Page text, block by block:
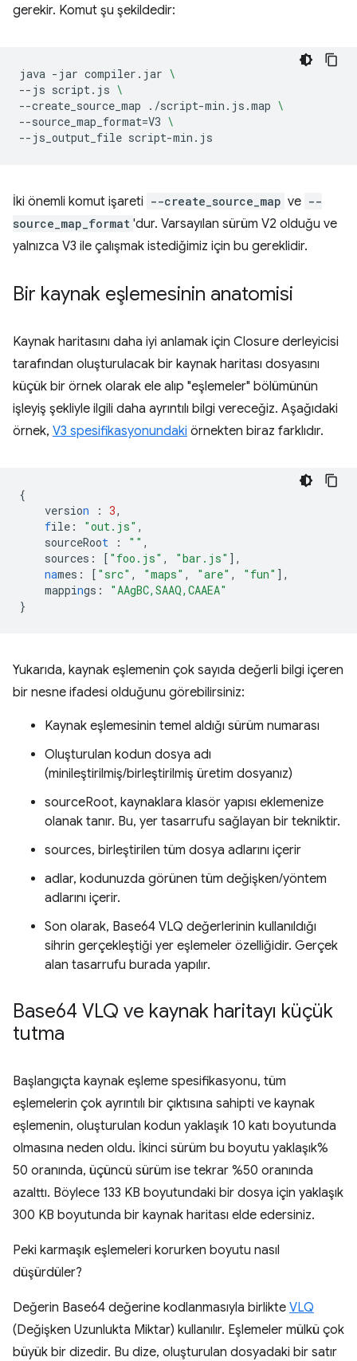
gerekir. Komut şu şekildedir:
java -jar compiler.jar \
--js script.js \
--create_source_map
./script-min.js.map \
--source_map_format=V3 \
--js_output_file
İki önemli komut işareti --create_source_map ve --
source_map_format 'dur. Varsayılan sürüm V2 olduğu ve
yalnızca V3 ile çalışmak istediğimiz için bu gereklidir.
Bir kaynak eşlemesinin anatomisi
Kaynak haritasını daha iyi anlamak için Closure derleyicisi
tarafından oluşturulacak bir kaynak haritası dosyasını
küçük bir örnek olarak ele alıp "eşlemeler" bölümünün
işleyiş şekliyle ilgili daha ayrıntılı bilgi vereceğiz. Aşağıdaki
örnek, V3 spesifikasyonundaki örnekten biraz farklıdır.
{
version : 3,
file : "out.js" ,
sourceRoot : "" ,
sources : [ "foo.js" , "bar.js" ],
names : [ "src" , "maps" , "are" , "fun" ],
mappings :
"AAgBC,SAAQ,CAAEA"
}
Yukarıda, kaynak eşlemenin çok sayıda değerli bilgi içeren
bir nesne ifadesi olduğunu görebilirsiniz:
Kaynak eşlemesinin temel aldığı sürüm numarası
Oluşturulan kodun dosya adı
(minileştirilmiş/birleştirilmiş üretim dosyanız)
sourceRoot, kaynaklara klasör yapısı eklemenize
olanak tanır. Bu, yer tasarrufu sağlayan bir tekniktir.
sources, birleştirilen tüm dosya adlarını içerir
adlar, kodunuzda görünen tüm değişken/yöntem
adlarını içerir.
Son olarak, Base64 VLQ değerlerinin kullanıldığı
sihrin gerçekleştiği yer eşlemeler özelliğidir. Gerçek
alan tasarrufu burada yapılır.
Base64 VLQ ve kaynak haritayı küçük
tutma
Başlangıçta kaynak eşleme spesifikasyonu, tüm
eşlemelerin çok ayrıntılı bir çıktısına sahipti ve kaynak
eşlemenin, oluşturulan kodun yaklaşık 10 katı boyutunda
olmasına neden oldu. İkinci sürüm bu boyutu yaklaşık%
50 oranında, üçüncü sürüm ise tekrar %50 oranında
azalttı. Böylece 133 KB boyutundaki bir dosya için yaklaşık
300 KB boyutunda bir kaynak haritası elde edersiniz.
Peki karmaşık eşlemeleri korurken boyutu nasıl
düşürdüler?
Değerin Base64 değerine kodlanmasıyla birlikte VLQ
(Değişken Uzunlukta Miktar) kullanılır. Eşlemeler mülkü çok
büyük bir dizedir. Bu dize, oluşturulan dosyadaki bir satır